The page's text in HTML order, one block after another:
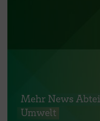
Mehr News
Umwelt